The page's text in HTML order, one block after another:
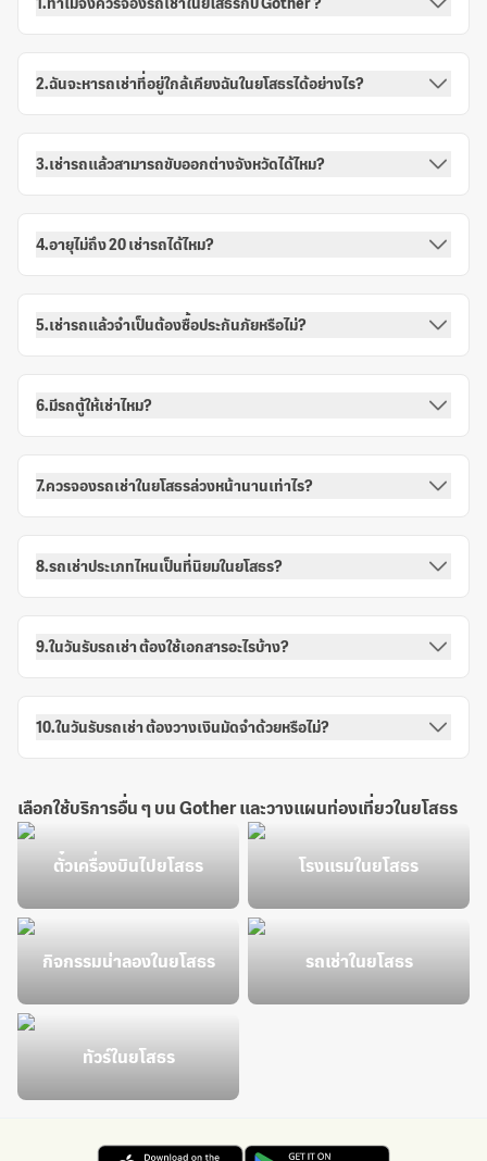
2.ฉันจะหารถเช่าที่อยู่ใกล้เคียงฉันในยโสธรได้อย่างไร?
3.เช่ารถแล้วสามารถขับออกต่างจังหวัดได้ไหม?
4.อายุไม่ถึง 20 เช่ารถได้ไหม?
5.เช่ารถแล้วจำเป็นต้องซื้อประกันภัยหรือไม่?
6.มีรถตู้ให้เช่าไหม?
7.ควรจองรถเช่าในยโสธรล่วงหน้านานเท่าไร?
8.รถเช่าประเภทไหนเป็นที่นิยมในยโสธร?
9.ในวันรับรถเช่า ต้องใช้เอกสารอะไรบ้าง?
10.ในวันรับรถเช่า ต้องวางเงินมัดจำด้วยหรือไม่?
เลือกใช้บริการอื่น ๆ บน Gother และวางแผนท่องเที่ยวในยโสธร
ตั๋วเครื่องบินไปยโสธร โรงแรมในยโสธร
กิจกรรมน่าลองในยโสธร รถเช่าในยโสธร
ทัวร์ในยโสธร